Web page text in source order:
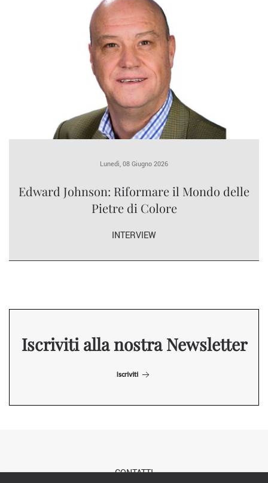
Lunedì, 08 Giugno 2026
Edward Johnson: Riformare il Mondo delle
Pietre di Colore
INTERVIEW
Iscriviti alla nostra Newsletter
Iscriviti
CONTATTI